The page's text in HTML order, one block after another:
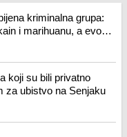
kriminalna grupa:
i marihuanu, a evo
(foto)
koji su bili privatno
za ubistvo na Senjaku